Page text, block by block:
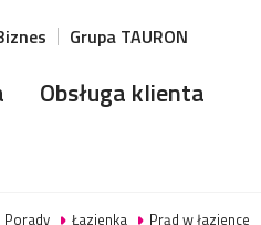
Grupa TAURON
Obsługa klienta
Porady Łazienka Prąd w łazience